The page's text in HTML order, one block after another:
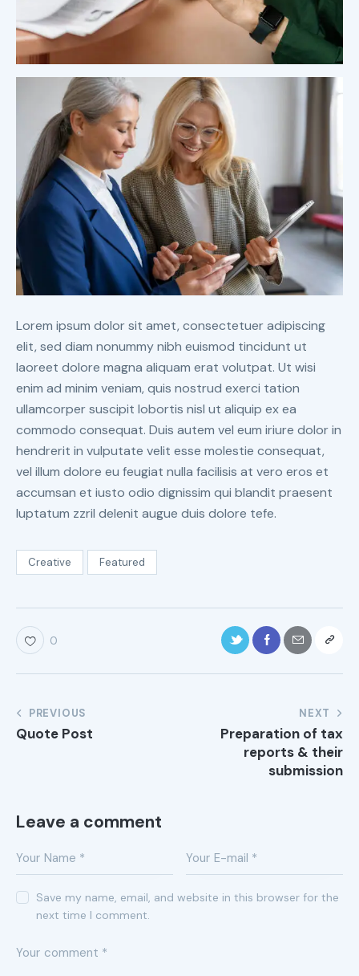
Lorem ipsum dolor sit amet, consectetuer adipiscing
elit, sed diam nonummy nibh euismod tincidunt ut
laoreet dolore magna aliquam erat volutpat. Ut wisi
enim ad minim veniam, quis nostrud exerci tation
ullamcorper suscipit lobortis nisl ut aliquip ex ea
commodo consequat. Duis autem vel eum iriure dolor in
hendrerit in vulputate velit esse molestie consequat,
vel illum dolore eu feugiat nulla facilisis at vero eros et
accumsan et iusto odio dignissim qui blandit praesent
luptatum zzril delenit augue duis dolore tefe.
Creative Featured
0
PREVIOUS
Quote Post
NEXT
Preparation of tax
reports & their
submission
Leave a comment
Save my name, email, and website in this browser for the
next time I comment.